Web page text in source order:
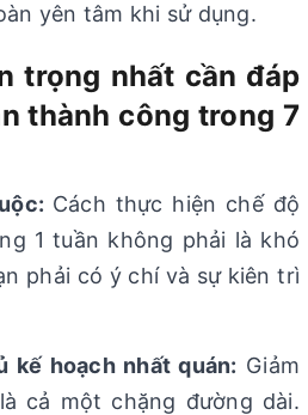
yên tâm khi sử dụng.
trọng nhất cần đáp
thành công trong 7
Cách thực hiện chế độ
1 tuần không phải là khó
phải có ý chí và sự kiên trì
kế hoạch nhất quán: Giảm
cả một chặng đường dài.